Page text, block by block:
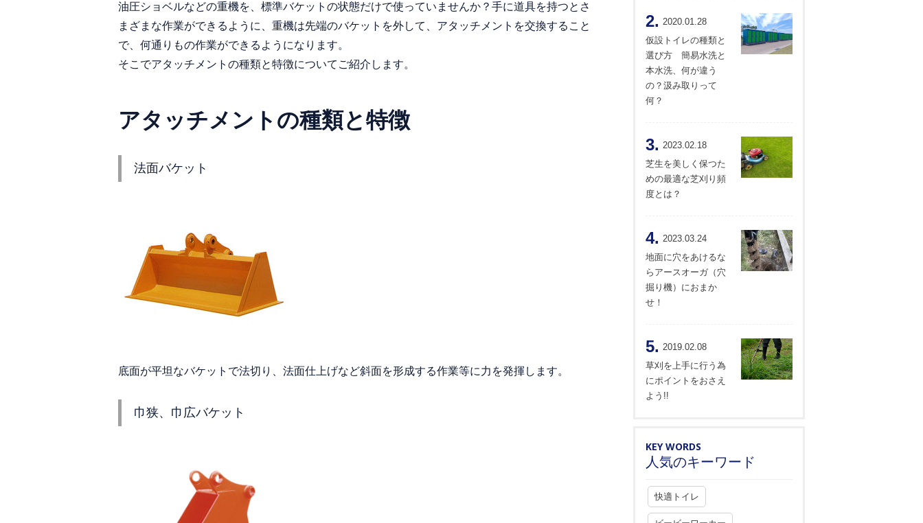
油圧ショベルなどの重機を、標準バケットの状態だけで使っていませんか？手に道具を持つとさ
まざまな作業ができるように、重機は先端のバケットを外して、アタッチメントを交換すること
で、何通りもの作業ができるようになります。
そこでアタッチメントの種類と特徴についてご紹介します。
アタッチメントの種類と特徴
法面バケット
底面が平坦なバケットで法切り、法面仕上げなど斜面を形成する作業等に力を発揮します。
巾狭、巾広バケット
2. 2020.01.28
仮設トイレの種類と
選び方 簡易水洗と
本水洗、何が違う
の？汲み取りって
何？
3. 2023.02.18
芝生を美しく保つた
めの最適な芝刈り頻
度とは？
4. 2023.03.24
地面に穴をあけるな
らアースオーガ（穴
掘り機）におまか
せ！
5. 2019.02.08
草刈を上手に行う為
にポイントをおさえ
よう!!
KEY WORDS
人気のキーワード
快適トイレ